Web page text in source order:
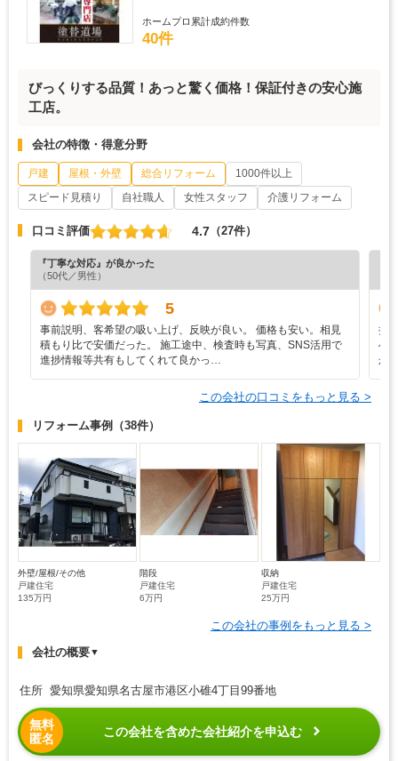
ホームプロ累計成約件数
40件
びっくりする品質！あっと驚く価格！保証付きの安心施
工店。
会社の特徴・得意分野
戸建 屋根・外壁 総合リフォーム
1000件以上
スピード見積り
自社職人 女性スタッフ 介護リフォーム
口コミ評価 4.7 （27件）
『丁寧な対応』が良かった
（50代／男性）
5
事前説明、客希望の吸い上げ、反映が良い。 価格も安い。相見
積もり比で安価だった。 施工途中、検査時も写真、SNS活用で
進捗情報等共有もしてくれて良かっ…
担
へ
か
この会社の口コミをもっと見る >
リフォーム事例 （38件）
外壁/屋根/その他
戸建住宅
135万円
階段
戸建住宅
6万円
収納
戸建住宅
25万円
この会社の事例をもっと見る >
会社の概要▼
住所 愛知県愛知県名古屋市港区小碓4丁目99番地
無料
匿名
この会社を含めた会社紹介を申込む